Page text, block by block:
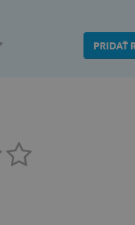
PRIDAŤ